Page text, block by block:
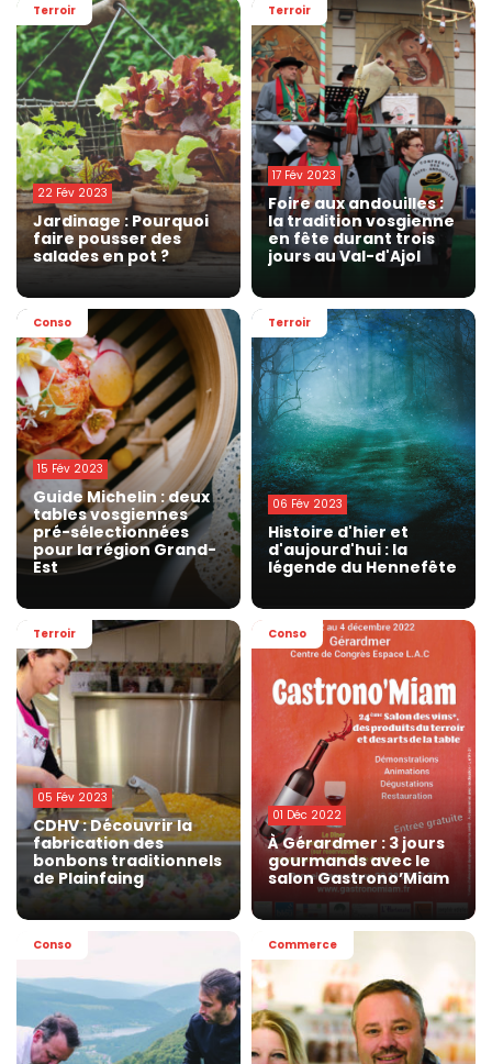
Terroir
22 Fév 2023
Jardinage : Pourquoi
faire pousser des
salades en pot ?
Terroir
17 Fév 2023
Foire aux andouilles :
la tradition vosgienne
en fête durant trois
jours au Val-d'Ajol
Conso
15 Fév 2023
Guide Michelin : deux
tables vosgiennes
pré-sélectionnées
pour la région Grand-
Est
Terroir
06 Fév 2023
Histoire d'hier et
d'aujourd'hui : la
légende du Hennefête
Terroir
05 Fév 2023
CDHV : Découvrir la
fabrication des
bonbons traditionnels
de Plainfaing
Conso
01 Déc 2022
À Gérardmer : 3 jours
gourmands avec le
salon Gastrono’Miam
Conso Commerce